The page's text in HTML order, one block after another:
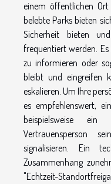
einem öffentlichen Ort
belebte Parks bieten
Sicherheit bieten
frequentiert werden.
zu informieren oder
bleibt und eingreifen
eskalieren. Um Ihre
es empfehlenswert,
beispielsweise
Vertrauensperson
signalisieren. Ein
Zusammenhang
"Echtzeit-